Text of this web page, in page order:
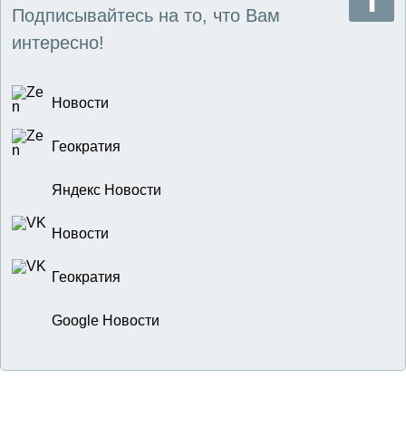
Подписывайтесь на то, что Вам
интересно!
Новости
Геократия
Яндекс Новости
Новости
Геократия
Google Новости